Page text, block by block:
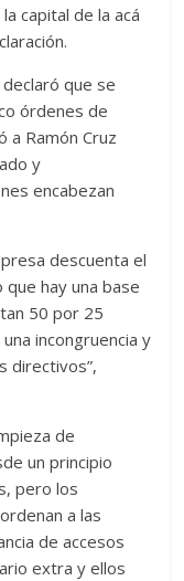
capital de la acá
declaró que se
órdenes de
a Ramón Cruz
y
encabezan
descuenta el
hay una base
50 por 25
incongruencia y
directivos”,
de
un principio
pero los
a las
de accesos
extra y ellos